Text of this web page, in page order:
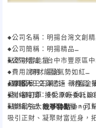
◆公司名稱：明揚台灣文創
◆公司簡稱：明揚精品
◆公司地址：台中市豐原區
◆費用說明：電洽
◆聯絡人：王漢杰
◆聯絡時間：00:00~00:00
◆聯絡方式：
點燃財富能量
     開財能量氣勢如紅
財富天王  -----財富金
點燃最強大的財富能量，可
吸引正財、凝聚財富近身，
品質優良 交貨迅速 新產品
受小額訂單 接受原廠委託設
競爭特點：